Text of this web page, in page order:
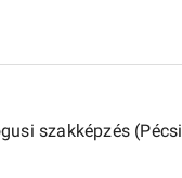
szakképzés (Pécsi